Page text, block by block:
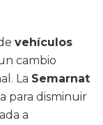
vehículos
cambio
La Semarnat
para disminuir
a